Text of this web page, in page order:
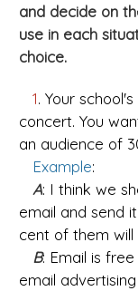
and decide on
use in each
choice.
1. Your
concert. You
an audience of
Example:
A: I think we
email and send
cent of them will
B: Email is
email